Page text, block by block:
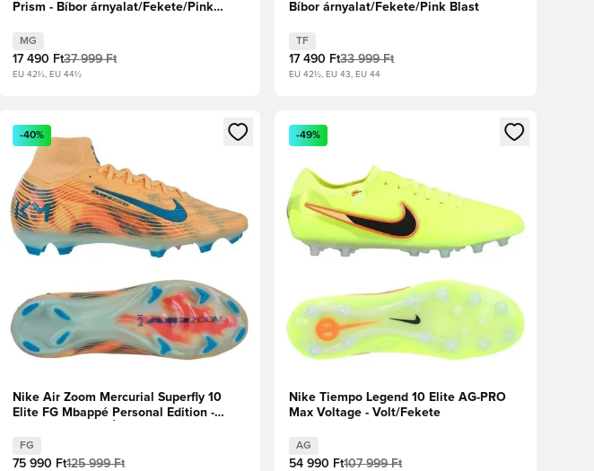
Prism - Bíbor árnyalat/Fekete/Pink
MG
17 490 Ft37 999 Ft
EU 42½, EU 44½
Bíbor árnyalat/Fekete/Pink Blast
TF
17 490 Ft33 999 Ft
EU 42½, EU 43, EU 44
a tagként való regisztrációhoz
Megnyit egy modált a bejelentkezéshez vagy a tagként való regisztrációhoz
-40%
Nike Air Zoom Mercurial Superfly 10
Elite FG Mbappé Personal Edition -
FG
75 990 Ft125 999 Ft
Megnyit egy modált a bejelentkezéshez vagy a
-49%
Nike Tiempo Legend 10 Elite AG-PRO
Max Voltage - Volt/Fekete
AG
54 990 Ft107 999 Ft